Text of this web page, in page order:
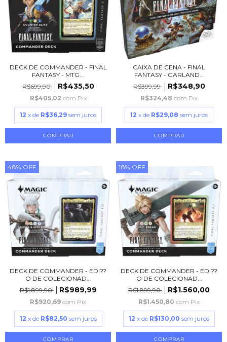
DECK DE COMMANDER - FINAL
FANTASY - MTG...
R$699,90
R$435,50
R$405,02 com Pix
12 x de R$36,29 sem juros
CAIXA DE CENA - FINAL
FANTASY - GARLAND...
R$399,99
R$348,90
R$324,48 com Pix
12 x de R$29,08 sem juros
48% OFF
DECK DE COMMANDER - EDI??
O DE COLECIONAD...
R$1.899,90
R$989,99
R$920,69 com Pix
12 x de R$82,50 sem juros
18% OFF
DECK DE COMMANDER - EDI??
O DE COLECIONAD...
R$1.899,90
R$1.560,00
R$1.450,80 com Pix
12 x de R$130,00 sem juros